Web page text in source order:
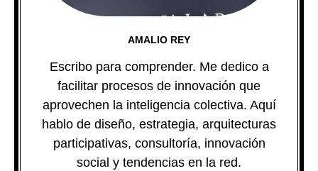
AMALIO REY
Escribo para comprender. Me dedico a
facilitar procesos de innovación que
aprovechen la inteligencia colectiva. Aquí
hablo de diseño, estrategia, arquitecturas
participativas, consultoría, innovación
social y tendencias en la red.